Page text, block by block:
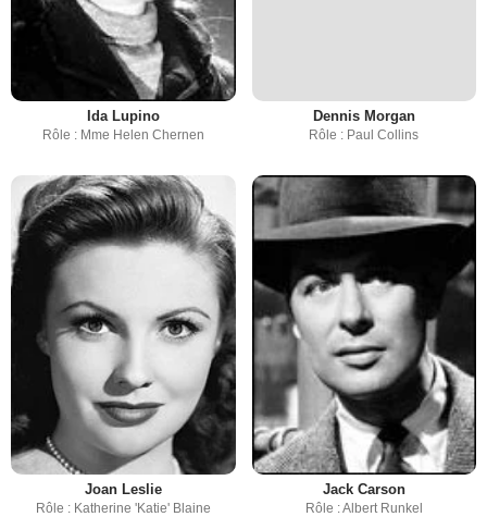
Ida Lupino
Rôle : Mme Helen Chernen
Dennis Morgan
Rôle : Paul Collins
Joan Leslie
Rôle : Katherine 'Katie' Blaine
Jack Carson
Rôle : Albert Runkel